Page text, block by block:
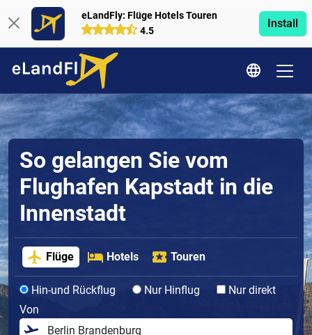
eLandFly: Flüge Hotels Touren
4.5
Install
So gelangen Sie vom
Flughafen Kapstadt in die
Innenstadt
Flüge Hotels Touren
Hin-und Rückflug Nur Hinflug
Nur direkt
Von